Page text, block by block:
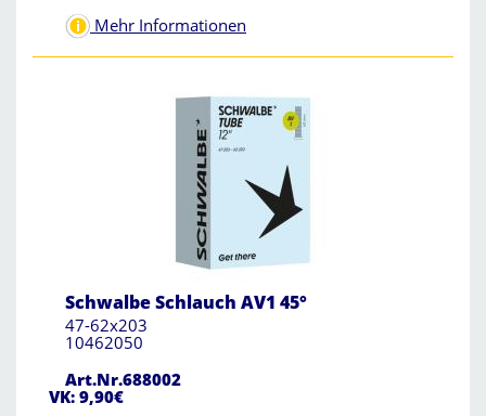
Mehr Informationen
Schwalbe Schlauch AV1 45°
47-62x203
10462050
Art.Nr.688002
VK: 9,90€